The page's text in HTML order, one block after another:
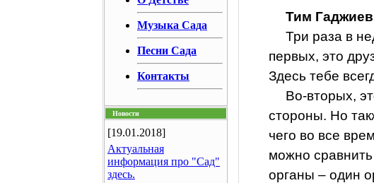
Музыка Сада
Песни Сада
Контакты
Новости
[19.01.2018]
Актуальная
информация про "Сад"
здесь.
Тим Гаджиев
Три раза в
первых, это
Здесь тебе
Во-вторых,
стороны. Но
чего во все
можно
органы – один